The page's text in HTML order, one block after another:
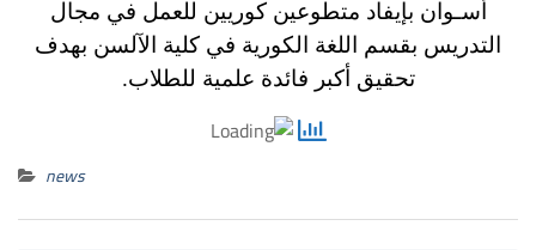
أسـوان بإيفاد متطوعين كوريين للعمل في مجال
التدريس بقسم اللغة الكورية في كلية الآلسن بهدف
تحقيق أكبر فائدة علمية للطلاب.
news